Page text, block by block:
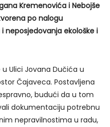
Kremenovića i Nebojše
po nalogu
neposjedovanja ekološke i
Ulici Jovana Dučića u
Čajaveca. Postavljena
budući da u tom
dokumentaciju potrebnu
nepravilnostima u radu,